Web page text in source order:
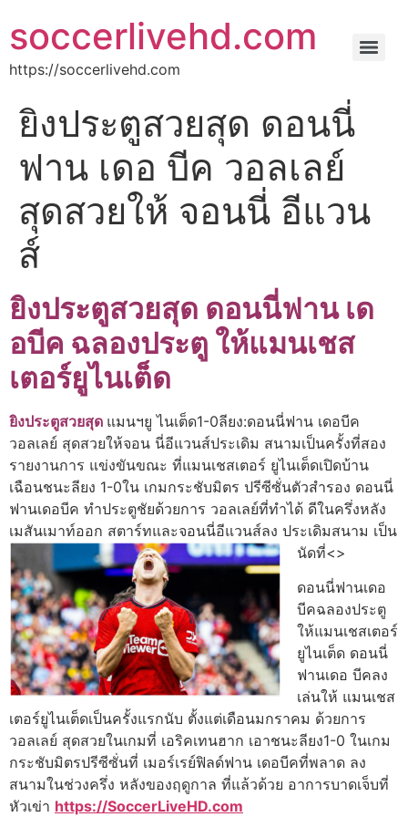
soccerlivehd.com
https://soccerlivehd.com
ยิงประตูสวยสุด ดอนนี่
ฟาน เดอ บีค วอลเลย์
สุดสวยให้ จอนนี่ อีแวน
ส์
ยิงประตูสวยสุด ดอนนี่ฟาน เด
อบีค ฉลองประตู ให้แมนเชส
เตอร์ยูไนเต็ด
ยิงประตูสวยสุด แมนฯยู ไนเต็ด1-0ลียง:ดอนนี่ฟาน เดอบีค
วอลเลย์ สุดสวยให้จอน นี่อีแวนส์ประเดิม สนามเป็นครั้งที่สอง
รายงานการ แข่งขันขณะ ที่แมนเชสเตอร์ ยูไนเต็ดเปิดบ้าน
เฉือนชนะลียง 1-0ใน เกมกระชับมิตร ปรีซีซั่นตัวสํารอง ดอนนี่
ฟานเดอบีค ทําประตูชัยด้วยการ วอลเลย์ที่ทําได้ ดีในครึ่งหลัง
เมสันเมาท์ออก สตาร์ทและจอนนี่อีแวนส์ลง ประเดิมสนาม เป็น
นัดที่<>
ดอนนี่ฟานเดอ
บีคฉลองประตู
ให้แมนเชสเตอร์
ยูไนเต็ด ดอนนี่
ฟานเดอ บีคลง
เล่นให้ แมนเชส
เตอร์ยูไนเต็ดเป็นครั้งแรกนับ ตั้งแต่เดือนมกราคม ด้วยการ
วอลเลย์ สุดสวยในเกมที่ เอริคเทนฮาก เอาชนะลียง1-0 ในเกม
กระชับมิตรปรีซีซั่นที่ เมอร์เรย์ฟิลด์ฟาน เดอบีคที่พลาด ลง
สนามในช่วงครึ่ง หลังของฤดูกาล ที่แล้วด้วย อาการบาดเจ็บที่
หัวเข่า https://SoccerLiveHD.com